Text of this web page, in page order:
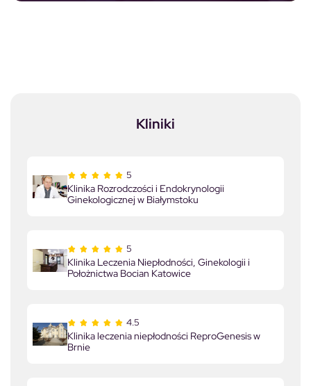
Kliniki
5
Klinika Rozrodczości i Endokrynologii
Ginekologicznej w Białymstoku
5
Klinika Leczenia Niepłodności, Ginekologii i
Położnictwa Bocian Katowice
4.5
Klinika leczenia niepłodności ReproGenesis w
Brnie